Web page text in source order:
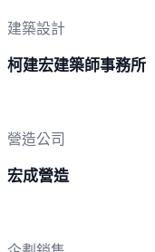
建築設計
柯建宏建築師事務所
營造公司
宏成營造